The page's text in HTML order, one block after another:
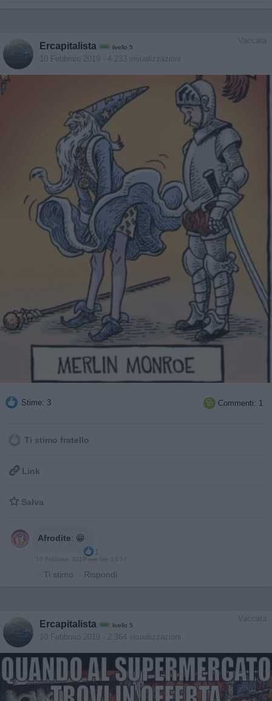
Vaccata
Ercapitalista livello 5
10 Febbraio 2019 - 4.233 visualizzazioni
Stime: 3  Commenti: 1
Ti stimo fratello
 Link
 Salva
Afrodite: 😁
1
10 Febbraio 2019 alle ore 14:37
· Ti stimo · Rispondi
Vaccata
Ercapitalista livello 5
10 Febbraio 2019 - 2.364 visualizzazioni